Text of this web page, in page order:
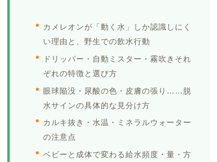
カメレオンが「動く水」しか認識しにく
い理由と、野生での飲水行動
ドリッパー・自動ミスター・霧吹きそれ
ぞれの特徴と選び方
眼球陥没・尿酸の色・皮膚の張り……脱
水サインの具体的な見分け方
カルキ抜き・水温・ミネラルウォーター
の注意点
ベビーと成体で変わる給水頻度・量・方